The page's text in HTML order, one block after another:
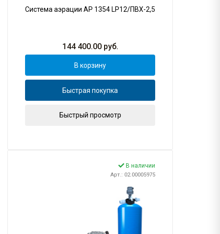
Система аэрации AP 1354 LP12/ПВХ-2,5
144 400.00руб.
В корзину
Быстрая покупка
Быстрый просмотр
В наличии
Арт.: 02.00005975